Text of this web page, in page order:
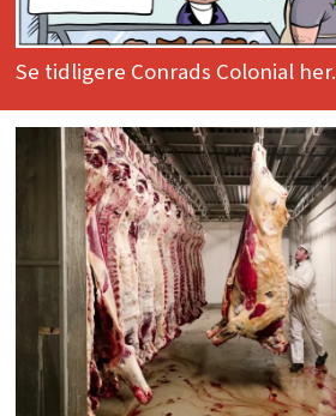
Se tidligere Conrads Colonial her.